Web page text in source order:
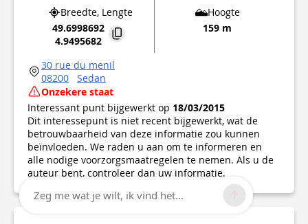
Breedte, Lengte
49.6998692
4.9495682
Hoogte
159 m
30 rue du menil
08200
Sedan
Onzekere staat
Interessant punt bijgewerkt op 18/03/2015
Dit interessepunt is niet recent bijgewerkt, wat de
betrouwbaarheid van deze informatie zou kunnen
beïnvloeden. We raden u aan om te informeren en
alle nodige voorzorgsmaatregelen te nemen. Als u de
auteur bent, controleer dan uw informatie.
Zeg me wat je wilt, ik vind het...